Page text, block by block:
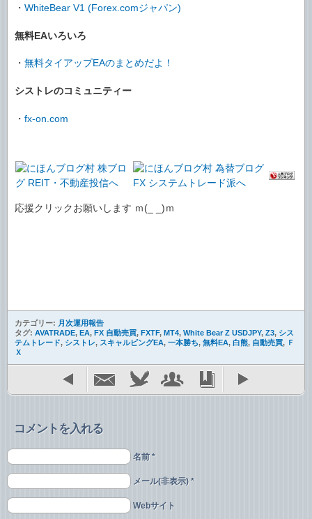
・ WhiteBear V1 (Forex.comジャパン)
無料EAいろいろ
・ 無料タイアップEAのまとめだよ！
シストレのコミュニティー
・ fx-on.com
応援クリックお願いします ｍ(_ _)ｍ
カテゴリー: 月次運用報告
タグ: AVATRADE, EA, FX 自動売買, FXTF, MT4, White Bear Z USDJPY, Z3, シス
テムトレード, シストレ, スキャルピングEA, 一本勝ち, 無料EA, 白熊, 自動売買, Ｆ
Ｘ
コメントを入れる
名前 *
メール(非表示) *
Webサイト